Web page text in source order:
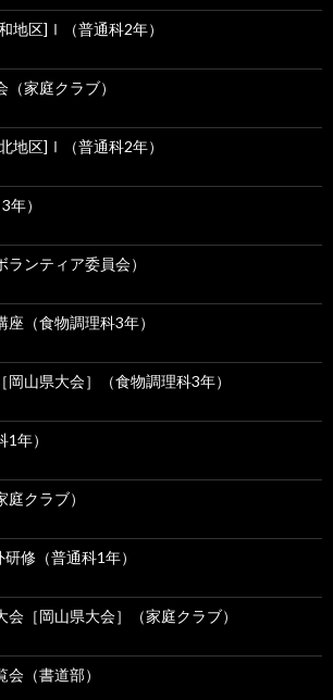
地区]Ⅰ（普通科2年）
家庭クラブ）
地区]Ⅰ（普通科2年）
年）
ンティア委員会）
（食物調理科3年）
山県大会］（食物調理科3年）
年）
クラブ）
修（普通科1年）
［岡山県大会］（家庭クラブ）
（書道部）